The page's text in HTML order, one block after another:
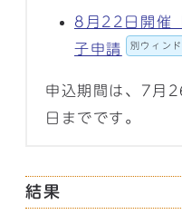
8月22日開催
子申請
別ウィン
申込期間は、7月
日までです。
結果